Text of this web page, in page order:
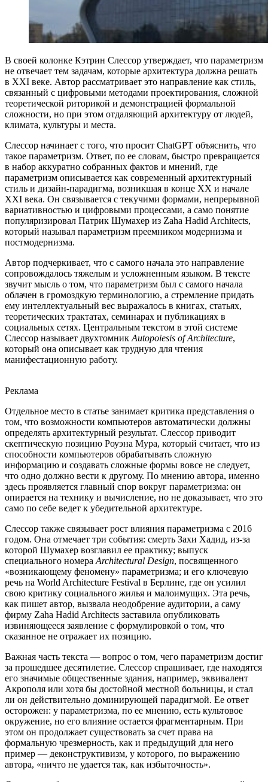
В своей колонке Кэтрин Слессор утверждает, что параметризм
не отвечает тем задачам, которые архитектура должна решать
в XXI веке. Автор рассматривает это направление как стиль,
связанный с цифровыми методами проектирования, сложной
теоретической риторикой и демонстрацией формальной
сложности, но при этом отдаляющий архитектуру от людей,
климата, культуры и места.
Слессор начинает с того, что просит ChatGPT объяснить, что
такое параметризм. Ответ, по ее словам, быстро превращается
в набор аккуратно собранных фактов и мнений, где
параметризм описывается как современный архитектурный
стиль и дизайн-парадигма, возникшая в конце XX и начале
XXI века. Он связывается с текучими формами, непрерывной
вариативностью и цифровыми процессами, а само понятие
популяризировал Патрик Шумахер из Zaha Hadid Architects,
который называл параметризм преемником модернизма и
постмодернизма.
Автор подчеркивает, что с самого начала это направление
сопровождалось тяжелым и усложненным языком. В тексте
звучит мысль о том, что параметризм был с самого начала
облачен в громоздкую терминологию, а стремление придать
ему интеллектуальный вес выражалось в книгах, статьях,
теоретических трактатах, семинарах и публикациях в
социальных сетях. Центральным текстом в этой системе
Слессор называет двухтомник Autopoiesis of Architecture,
который она описывает как трудную для чтения
манифестационную работу.
Реклама
Отдельное место в статье занимает критика представления о
том, что возможности компьютеров автоматически должны
определять архитектурный результат. Слессор приводит
скептическую позицию Роуэна Мура, который считает, что из
способности компьютеров обрабатывать сложную
информацию и создавать сложные формы вовсе не следует,
что одно должно вести к другому. По мнению автора, именно
здесь проявляется главный спор вокруг параметризма: он
опирается на технику и вычисление, но не доказывает, что это
само по себе ведет к убедительной архитектуре.
Слессор также связывает рост влияния параметризма с 2016
годом. Она отмечает три события: смерть Захи Хадид, из-за
которой Шумахер возглавил ее практику; выпуск
специального номера Architectural Design, посвященного
«возникающему феномену» параметризма; и его ключевую
речь на World Architecture Festival в Берлине, где он усилил
свою критику социального жилья и малоимущих. Эта речь,
как пишет автор, вызвала неодобрение аудитории, а саму
фирму Zaha Hadid Architects заставила опубликовать
извиняющееся заявление с формулировкой о том, что
сказанное не отражает их позицию.
Важная часть текста — вопрос о том, чего параметризм достиг
за прошедшее десятилетие. Слессор спрашивает, где находятся
его значимые общественные здания, например, эквивалент
Акрополя или хотя бы достойной местной больницы, и стал
ли он действительно доминирующей парадигмой. Ее ответ
осторожен: у параметризма, по ее мнению, есть культовое
окружение, но его влияние остается фрагментарным. При
этом он продолжает существовать за счет права на
формальную чрезмерность, как и предыдущий для него
пример — деконструктивизм, у которого, по выражению
автора, «ничто не удается так, как избыточность».